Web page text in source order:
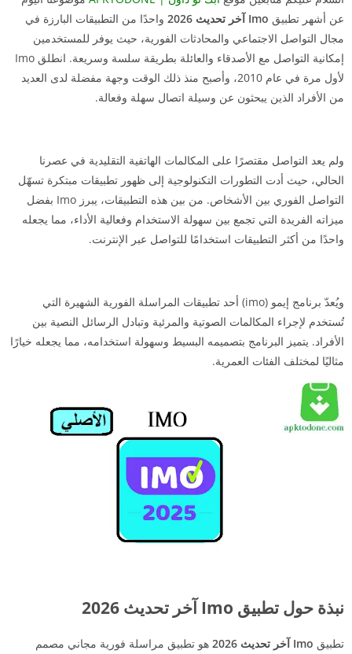
عن أشهر تطبيق Imo آخر تحديث 2026
واحدًا من التطبيقات البارزة في
مجال التواصل الاجتماعي والمحادثات الفورية، حيث يوفر للمستخدمين
إمكانية التواصل مع الأصدقاء والعائلة بطريقة سلسة وسريعة. انطلق Imo
لأول مرة في عام 2010، وأصبح منذ ذلك الوقت وجهة مفضلة لدى العديد
من الأفراد الذين يبحثون عن وسيلة اتصال سهلة وفعالة.
ولم يعد التواصل مقتصرًا على المكالمات الهاتفية التقليدية في عصرنا
الحالي، حيث أدت التطورات التكنولوجية إلى ظهور تطبيقات مبتكرة تسهّل
التواصل الفوري بين الأشخاص. من بين هذه التطبيقات، يبرز Imo بفضل
ميزاته الفريدة التي تجمع بين سهولة الاستخدام وفعالية الأداء، مما يجعله
واحدًا من أكثر التطبيقات استخدامًا للتواصل عبر الإنترنت.
ويُعدّ برنامج إيمو (imo) أحد تطبيقات المراسلة الفورية الشهيرة التي
تُستخدم لإجراء المكالمات الصوتية والمرئية وتبادل الرسائل النصية بين
الأفراد. يتميز البرنامج بتصميمه البسيط وسهولة استخدامه، مما يجعله خيارًا
مثاليًا لمختلف الفئات العمرية.
نبذة حول تطبيق Imo آخر تحديث 2026
تطبيق Imo آخر تحديث 2026 هو تطبيق مراسلة فورية مجاني مصمم